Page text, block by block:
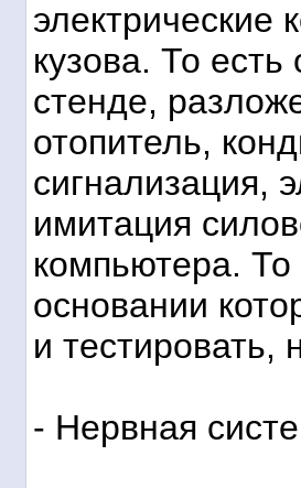
электрические
кузова. То
стенде,
отопитель,
сигнализация,
имитация
компьютера.
основании
и тестировать,
- Нервная